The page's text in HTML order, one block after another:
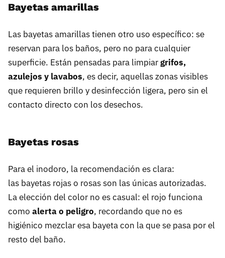
Bayetas amarillas
Las bayetas amarillas tienen otro uso específico: se
reservan para los baños, pero no para cualquier
superficie. Están pensadas para limpiargrifos,
azulejos y lavabos, es decir, aquellas zonas visibles
que requieren brillo y desinfección ligera, pero sin el
contacto directo con los desechos.
Bayetas rosas
Para el inodoro, la recomendación es clara:
las bayetas rojas o rosas son las únicas autorizadas.
La elección del color no es casual: el rojo funciona
como alerta o peligro, recordando que no es
higiénico mezclar esa bayeta con la que se pasa por el
resto del baño.